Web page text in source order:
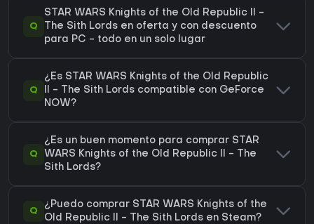
Q
STAR WARS Knights of the Old Republic II -
The Sith Lords en oferta y con descuento
para PC - todo en un solo lugar
Q
¿Es STAR WARS Knights of the Old Republic
II - The Sith Lords compatible con GeForce
NOW?
Q
¿Es un buen momento para comprar STAR
WARS Knights of the Old Republic II - The
Sith Lords?
Q
¿Puedo comprar STAR WARS Knights of the
Old Republic II - The Sith Lords en Steam?